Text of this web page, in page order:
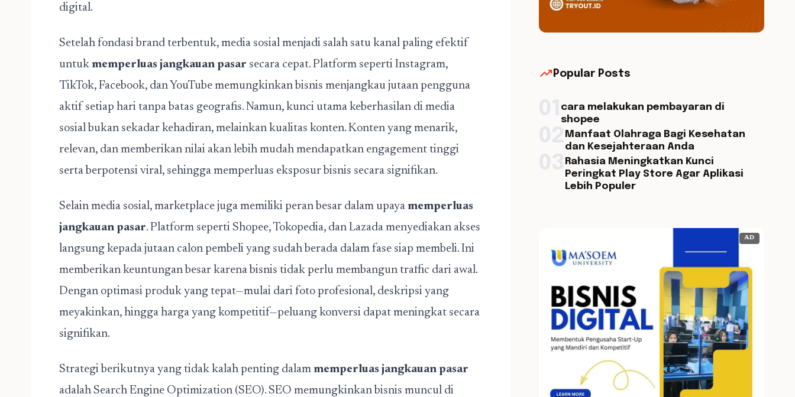
digital.
Setelah fondasi brand terbentuk, media sosial menjadi salah satu kanal paling efektif
untuk memperluas jangkauan pasar secara cepat. Platform seperti Instagram,
TikTok, Facebook, dan YouTube memungkinkan bisnis menjangkau jutaan pengguna
aktif setiap hari tanpa batas geografis. Namun, kunci utama keberhasilan di media
sosial bukan sekadar kehadiran, melainkan kualitas konten. Konten yang menarik,
relevan, dan memberikan nilai akan lebih mudah mendapatkan engagement tinggi
serta berpotensi viral, sehingga memperluas eksposur bisnis secara signifikan.
Selain media sosial, marketplace juga memiliki peran besar dalam upaya memperluas
jangkauan pasar. Platform seperti Shopee, Tokopedia, dan Lazada menyediakan akses
langsung kepada jutaan calon pembeli yang sudah berada dalam fase siap membeli. Ini
memberikan keuntungan besar karena bisnis tidak perlu membangun traffic dari awal.
Dengan optimasi produk yang tepat—mulai dari foto profesional, deskripsi yang
meyakinkan, hingga harga yang kompetitif—peluang konversi dapat meningkat secara
signifikan.
Strategi berikutnya yang tidak kalah penting dalam memperluas jangkauan pasar
adalah Search Engine Optimization (SEO). SEO memungkinkan bisnis muncul di
trending_up Popular Posts
cara melakukan pembayaran di
shopee
Manfaat Olahraga Bagi Kesehatan
dan Kesejahteraan Anda
Rahasia Meningkatkan Kunci
Peringkat Play Store Agar Aplikasi
Lebih Populer
AD